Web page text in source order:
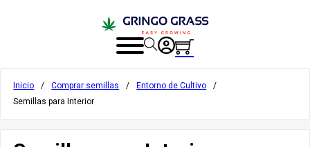
Inicio / Comprar semillas / Entorno de Cultivo
/
Semillas para Interior